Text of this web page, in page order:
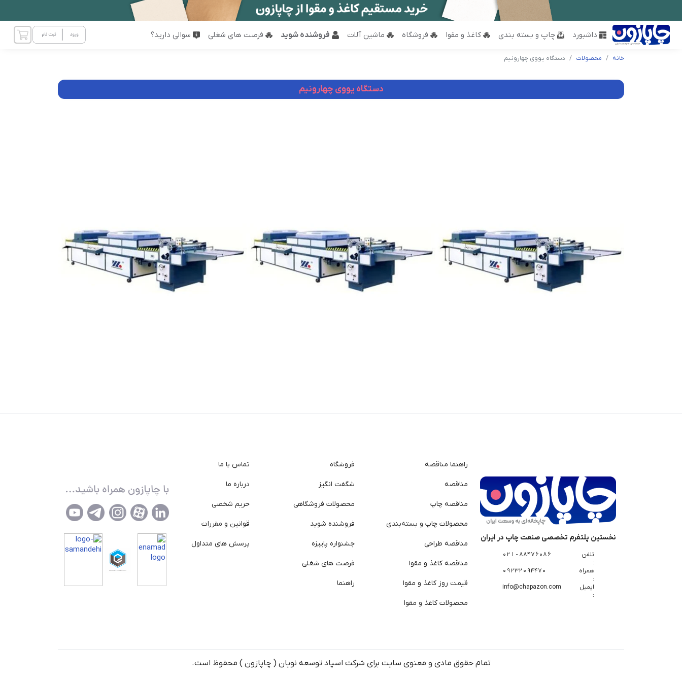
داشبورد چاپ و بسته بندی کاغذ و مقوا فروشگاه ماشین آلات فروشنده شوید فرصت های شغلی سوالی دارید؟
خانه محصولات دستگاه یووی چهارونیم
دستگاه یووی چهارونیم
نخستین پلتفرم تخصصی صنعت چاپ در ایران
تلفن
:
88476086 - 021
همراه
:
09232094470
ایمیل
:
info@chapazon.com
راهنما مناقصه
مناقصه
مناقصه چاپ
محصولات چاپ و بسته‌بندی
مناقصه طراحی
مناقصه کاغذ و مقوا
قیمت روز کاغذ و مقوا
محصولات کاغذ و مقوا
فروشگاه
شگفت انگیز
محصولات فروشگاهی
فروشنده شوید
جشنواره پاییزه
فرصت های شغلی
راهنما
تماس با ما
درباره ما
حریم شخصی
قوانین و مقررات
پرسش های متداول
تمام حقوق مادی و معنوی سایت برای شرکت اسپاد توسعه نویان ( چاپازون ) محفوظ است.